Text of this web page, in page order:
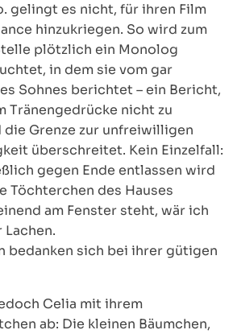
gelingt es nicht, für ihren Film
hinzukriegen. So wird zum
plötzlich ein Monolog
in dem sie vom gar
Sohnes berichtet – ein Bericht,
Tränengedrücke nicht zu
Grenze zur unfreiwilligen
überschreitet. Kein Einzelfall:
gegen Ende entlassen wird
Töchterchen des Hauses
am Fenster steht, wär ich
bedanken sich bei ihrer gütigen
Celia mit ihrem
ab: Die kleinen Bäumchen,